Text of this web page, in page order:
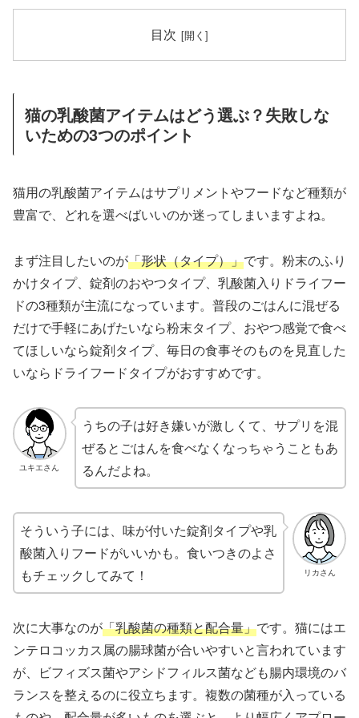
目次
猫の乳酸菌アイテムはどう選ぶ？失敗しな
いための3つのポイント
猫用の乳酸菌アイテムはサプリメントやフードなど種類が
豊富で、どれを選べばいいのか迷ってしまいますよね。
まず注目したいのが「形状（タイプ）」です。粉末のふり
かけタイプ、錠剤のおやつタイプ、乳酸菌入りドライフー
ドの3種類が主流になっています。普段のごはんに混ぜる
だけで手軽にあげたいなら粉末タイプ、おやつ感覚で食べ
てほしいなら錠剤タイプ、毎日の食事そのものを見直した
いならドライフードタイプがおすすめです。
ユキエさん
うちの子は好き嫌いが激しくて、サプリを混
ぜるとごはんを食べなくなっちゃうこともあ
るんだよね。
リカさん
そういう子には、味が付いた錠剤タイプや乳
酸菌入りフードがいいかも。食いつきのよさ
もチェックしてみて！
次に大事なのが「乳酸菌の種類と配合量」です。猫にはエ
ンテロコッカス属の腸球菌が合いやすいと言われています
が、ビフィズス菌やアシドフィルス菌なども腸内環境のバ
ランスを整えるのに役立ちます。複数の菌種が入っている